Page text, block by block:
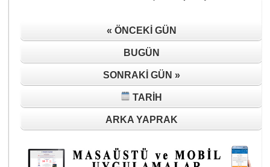
« ÖNCEKI GÜN
BUGÜN
SONRAKI GÜN »
TARIH
ARKA YAPRAK